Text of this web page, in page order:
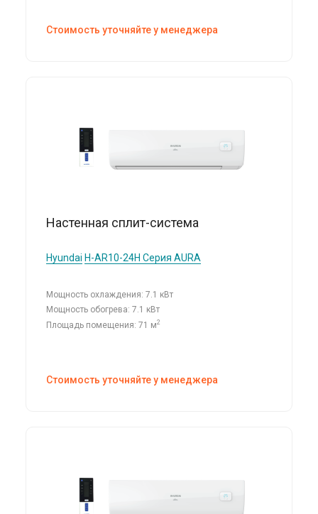
Стоимость уточняйте у менеджера
Настенная сплит-система
Hyundai H-AR10-24H Серия AURA
Мощность охлаждения: 7.1 кВт
Мощность обогрева: 7.1 кВт
Площадь помещения: 71 м2
Стоимость уточняйте у менеджера